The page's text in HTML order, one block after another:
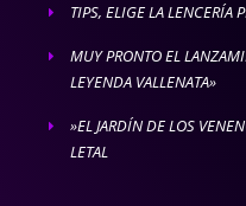
E TIPS, ELIGE LA LENCERÍA
E
MUY PRONTO EL
LEYENDA VALLENATA»
E
»EL JARDÍN DE LOS
LETAL